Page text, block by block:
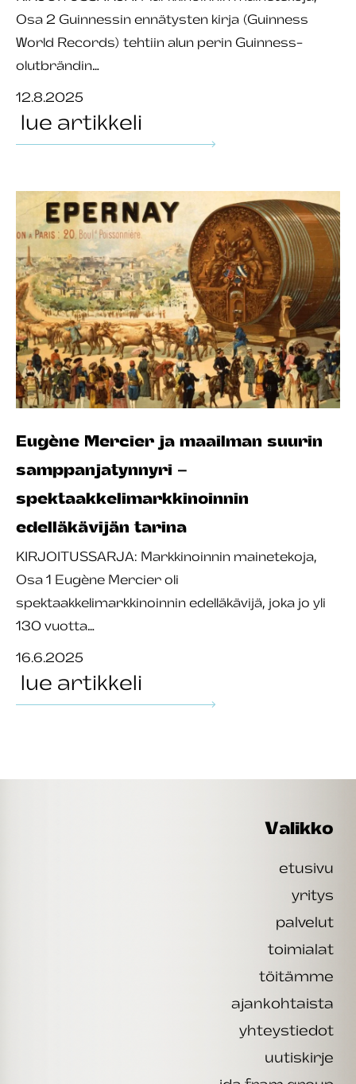
Osa 2 Guinnessin ennätysten kirja (Guinness
World Records) tehtiin alun perin Guinness-
olutbrändin…
12.8.2025
lue artikkeli
Eugène Mercier ja maailman suurin
samppanjatynnyri –
spektaakkelimarkkinoinnin
edelläkävijän tarina
KIRJOITUSSARJA: Markkinoinnin mainetekoja,
Osa 1 Eugène Mercier oli
spektaakkelimarkkinoinnin edelläkävijä, joka jo yli
130 vuotta…
16.6.2025
lue artikkeli
Valikko
etusivu
yritys
palvelut
toimialat
töitämme
ajankohtaista
yhteystiedot
uutiskirje